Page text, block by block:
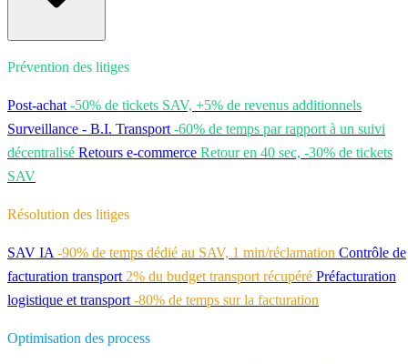
Prévention des litiges
Post-achat -50% de tickets SAV, +5% de revenus additionnels
Surveillance - B.I. Transport -60% de temps par rapport à un suivi
décentralisé Retours e-commerce Retour en 40 sec, -30% de tickets
SAV
Résolution des litiges
SAV IA -90% de temps dédié au SAV, 1 min/réclamation Contrôle de
facturation transport 2% du budget transport récupéré Préfacturation
logistique et transport -80% de temps sur la facturation
Optimisation des process